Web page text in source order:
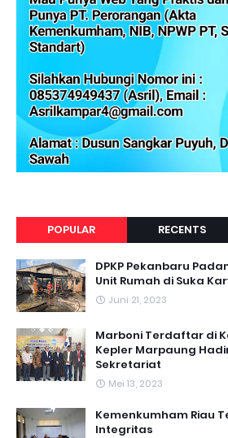
POPULAR RECENTS
DPKP Pekanbaru
Unit Rumah di Suka
Juni 21, 2023
Marboni Terdaftar di
Kepler Marpaung
Sekretariat
Mei 13, 2023
‎Kemenkumham Riau
Integritas